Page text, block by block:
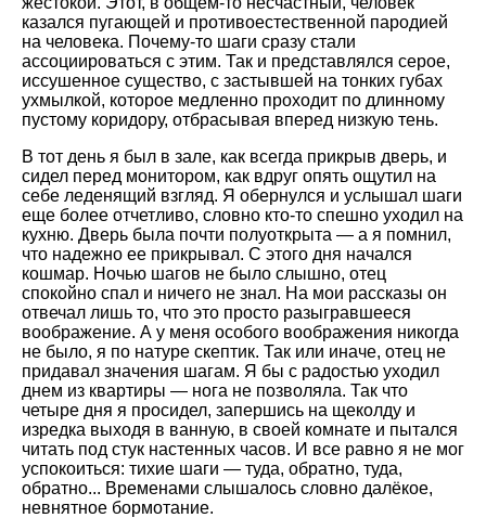
казался пугающей и противоестественной пародией
на человека. Почему-то шаги сразу стали
ассоциироваться с этим. Так и представлялся серое,
иссушенное существо, с застывшей на тонких губах
ухмылкой, которое медленно проходит по длинному
пустому коридору, отбрасывая вперед низкую тень.
В тот день я был в зале, как всегда прикрыв дверь, и
сидел перед монитором, как вдруг опять ощутил на
себе леденящий взгляд. Я обернулся и услышал шаги
еще более отчетливо, словно кто-то спешно уходил на
кухню. Дверь была почти полуоткрыта — а я помнил,
что надежно ее прикрывал. С этого дня начался
кошмар. Ночью шагов не было слышно, отец
спокойно спал и ничего не знал. На мои рассказы он
отвечал лишь то, что это просто разыгравшееся
воображение. А у меня особого воображения никогда
не было, я по натуре скептик. Так или иначе, отец не
придавал значения шагам. Я бы с радостью уходил
днем из квартиры — нога не позволяла. Так что
четыре дня я просидел, запершись на щеколду и
изредка выходя в ванную, в своей комнате и пытался
читать под стук настенных часов. И все равно я не мог
успокоиться: тихие шаги — туда, обратно, туда,
обратно... Временами слышалось словно далёкое,
невнятное бормотание.